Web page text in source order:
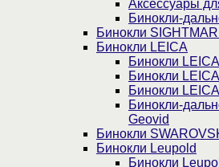
Аксессуары
Бинокли-
Бинокли
Бинокли LEICA
Бинокли
Бинокли
Бинокли
Бинокли-
Geovid
Бинокли
Бинокли Leupold
Бинокли